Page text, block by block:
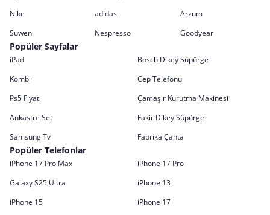
Nike
adidas
Arzum
Suwen
Nespresso Goodyear
Popüler Sayfalar
iPad
Bosch Dikey Süpürge
Kombi
Cep Telefonu
Ps5 Fiyat
Çamaşır Kurutma Makinesi
Ankastre Set
Fakir Dikey Süpürge
Samsung Tv
Fabrika Çanta
Popüler Telefonlar
iPhone 17 Pro Max
iPhone 17 Pro
Galaxy S25 Ultra
iPhone 13
iPhone 15
iPhone 17